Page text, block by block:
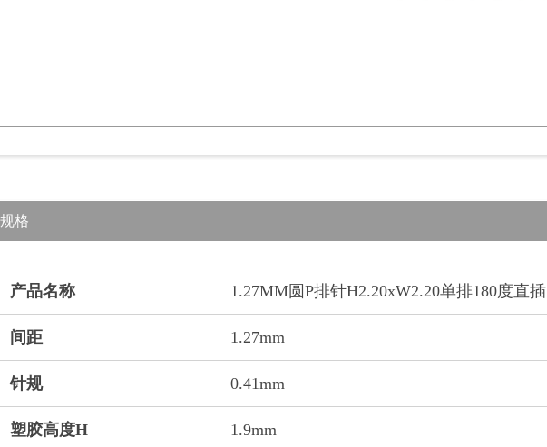
格
产品名称 1.27MM圆P排针H2.20xW2.20单排180度直插
间距 1.27mm
针规 0.41mm
塑胶高度H 1.9mm